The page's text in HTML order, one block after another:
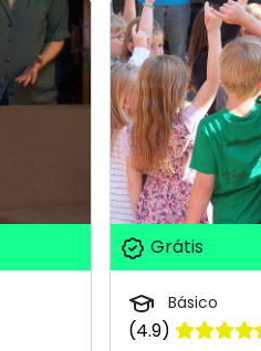
Grátis
Básico
(4.9)